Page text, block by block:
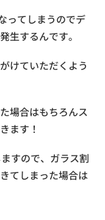
ってしまうのでデ
生するんです。
けていただくよう
場合はもちろんス
ます！
すので、ガラス割
てしまった場合は